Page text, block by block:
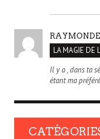
RAYMONDE
LA MAGIE DE
Il y a , dans ta
étant ma